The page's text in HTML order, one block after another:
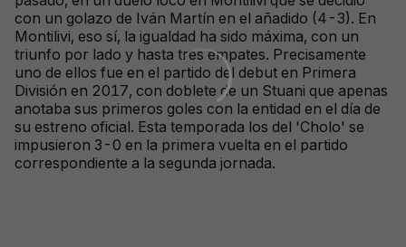
con un golazo de Iván Martín en el añadido (4-3). En
Montilivi, eso sí, la igualdad ha sido máxima, con un
triunfo por lado y hasta tres empates. Precisamente
uno de ellos fue en el partido del debut en Primera
División en 2017, con doblete de un Stuani que apenas
anotaba sus primeros goles con la entidad en el día de
su estreno oficial. Esta temporada los del 'Cholo' se
impusieron 3-0 en la primera vuelta en el partido
correspondiente a la segunda jornada.